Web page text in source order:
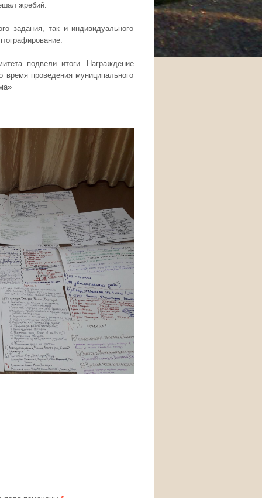
жребий.
задания, так и индивидуального
подвели итоги. Награждение
время проведения муниципального